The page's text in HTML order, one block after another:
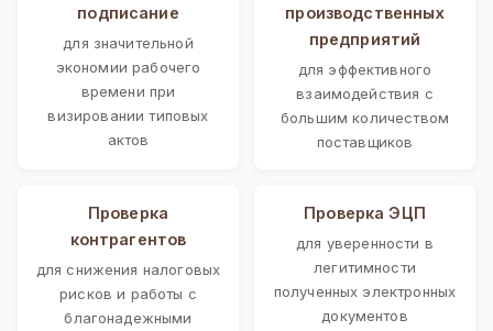
подписание
для значительной
экономии рабочего
времени при
визировании типовых
актов
производственных
предприятий
для эффективного
взаимодействия с
большим количеством
поставщиков
Проверка
контрагентов
для снижения налоговых
рисков и работы с
благонадежными
Проверка ЭЦП
для уверенности в
легитимности
полученных электронных
документов